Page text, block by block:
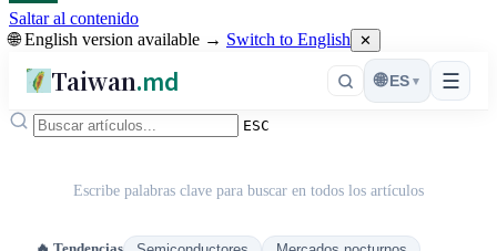
Saltar al contenido
🌐 English version available → Switch to English ✕
Taiwan.md ☰
🌐 ES ▾
ESC
Escribe palabras clave para buscar en todos los artículos